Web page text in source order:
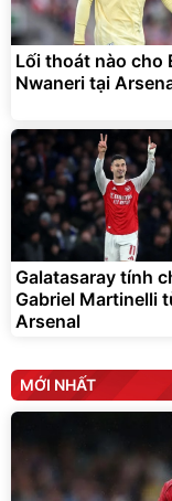
Lối thoát nào cho
Nwaneri tại
Galatasaray tính
Gabriel Martinelli
Arsenal
MỚI NHẤT